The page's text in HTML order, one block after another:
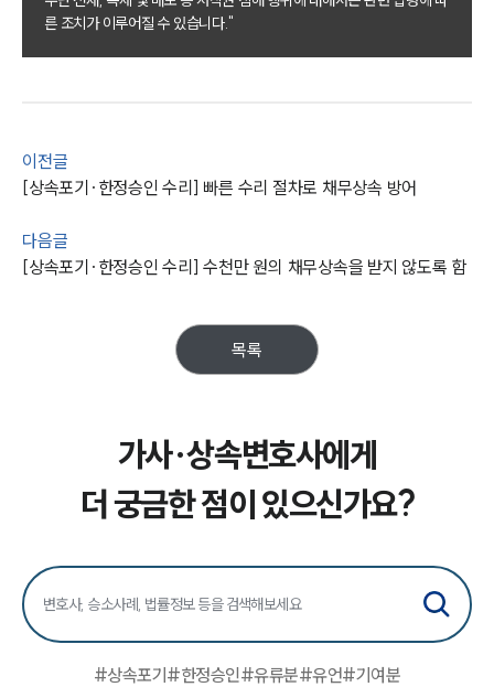
주요 업무사례
가사그룹 업무
전체
구성원 소개
소식/자료
공지사항
법률서식
세미나
른 조치가 이루어질 수 있습니다."
이전글
[상속포기·한정승인 수리] 빠른 수리 절차로 채무상속 방어
다음글
[상속포기·한정승인 수리] 수천만 원의 채무상속을 받지 않도록 함
목록
가사·상속변호사에게
더 궁금한 점이 있으신가요?
#상속포기#한정승인#유류분#유언#기여분